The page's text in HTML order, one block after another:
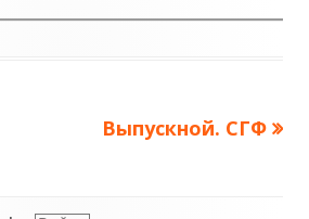
Следующая
Выпускной. СГФ